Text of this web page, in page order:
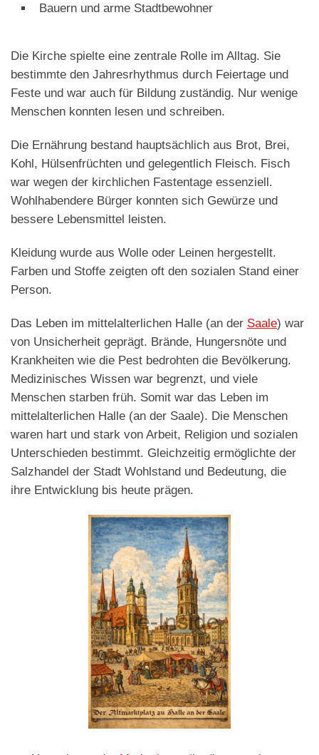
Bauern und arme Stadtbewohner
Die Kirche spielte eine zentrale Rolle im Alltag. Sie
bestimmte den Jahresrhythmus durch Feiertage und
Feste und war auch für Bildung zuständig. Nur wenige
Menschen konnten lesen und schreiben.
Die Ernährung bestand hauptsächlich aus Brot, Brei,
Kohl, Hülsenfrüchten und gelegentlich Fleisch. Fisch
war wegen der kirchlichen Fastentage essenziell.
Wohlhabendere Bürger konnten sich Gewürze und
bessere Lebensmittel leisten.
Kleidung wurde aus Wolle oder Leinen hergestellt.
Farben und Stoffe zeigten oft den sozialen Stand einer
Person.
Das Leben im mittelalterlichen Halle (an der Saale) war
von Unsicherheit geprägt. Brände, Hungersnöte und
Krankheiten wie die Pest bedrohten die Bevölkerung.
Medizinisches Wissen war begrenzt, und viele
Menschen starben früh. Somit war das Leben im
mittelalterlichen Halle (an der Saale). Die Menschen
waren hart und stark von Arbeit, Religion und sozialen
Unterschieden bestimmt. Gleichzeitig ermöglichte der
Salzhandel der Stadt Wohlstand und Bedeutung, die
ihre Entwicklung bis heute prägen.